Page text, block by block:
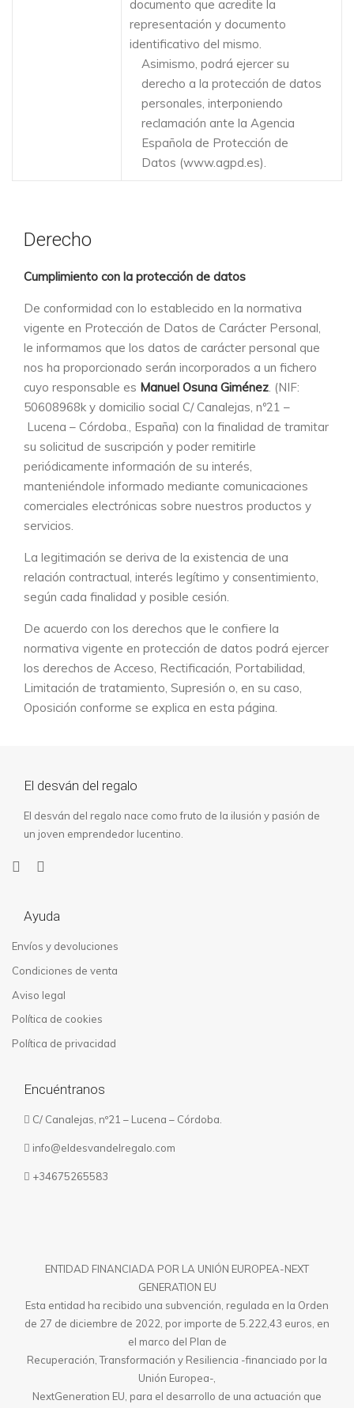
documento que acredite la
representación y documento
identificativo del mismo.
Asimismo, podrá ejercer su
derecho a la protección de datos
personales, interponiendo
reclamación ante la Agencia
Española de Protección de
Datos (www.agpd.es).
Derecho
Cumplimiento con la protección de datos
De conformidad con lo establecido en la normativa
vigente en Protección de Datos de Carácter Personal,
le informamos que los datos de carácter personal que
nos ha proporcionado serán incorporados a un fichero
cuyo responsable es Manuel Osuna Giménez. (NIF:
50608968k y domicilio social C/ Canalejas, nº21 –
Lucena – Córdoba., España) con la finalidad de tramitar
su solicitud de suscripción y poder remitirle
periódicamente información de su interés,
manteniéndole informado mediante comunicaciones
comerciales electrónicas sobre nuestros productos y
servicios.
La legitimación se deriva de la existencia de una
relación contractual, interés legítimo y consentimiento,
según cada finalidad y posible cesión.
De acuerdo con los derechos que le confiere la
normativa vigente en protección de datos podrá ejercer
los derechos de Acceso, Rectificación, Portabilidad,
Limitación de tratamiento, Supresión o, en su caso,
Oposición conforme se explica en esta página.
El desván del regalo
El desván del regalo nace como fruto de la ilusión y pasión de
un joven emprendedor lucentino.
Ayuda
Envíos y devoluciones
Condiciones de venta
Aviso legal
Política de cookies
Política de privacidad
Encuéntranos
C/ Canalejas, nº21 – Lucena – Córdoba.
info@eldesvandelregalo.com
+34675265583
ENTIDAD FINANCIADA POR LA UNIÓN EUROPEA-NEXT
GENERATION EU
Esta entidad ha recibido una subvención, regulada en la Orden
de 27 de diciembre de 2022, por importe de 5.222,43 euros, en
el marco del Plan de
Recuperación, Transformación y Resiliencia -financiado por la
Unión Europea-,
NextGeneration EU, para el desarrollo de una actuación que